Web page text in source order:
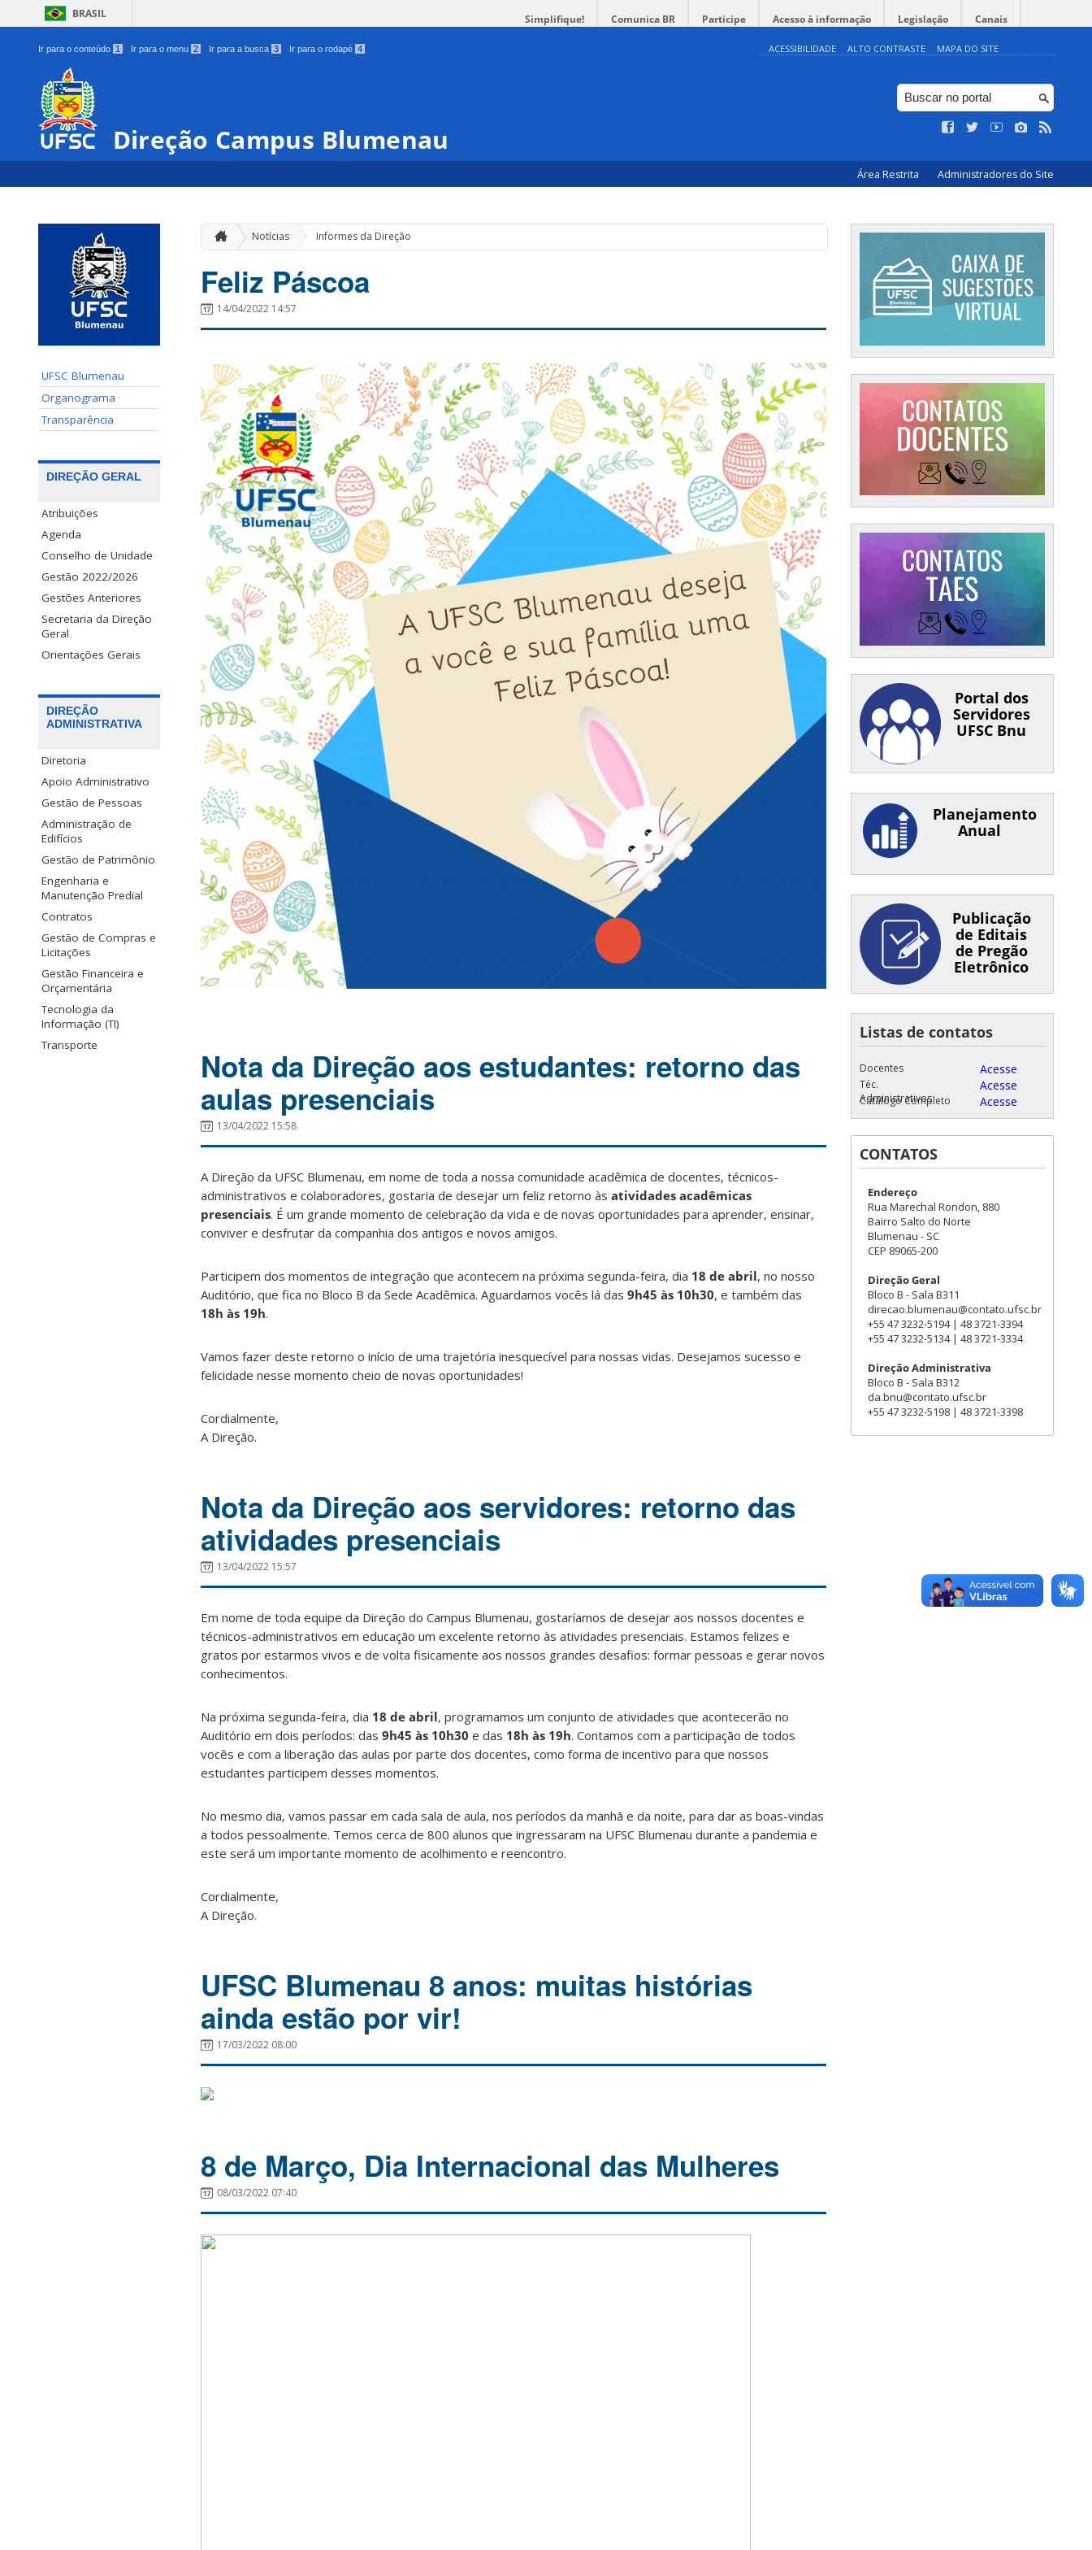
BRASIL Simplifique! Comunica BR Participe Acesso à informação Legislação Canais
Ir para o conteúdo 1 Ir para o menu 2 Ir para a busca 3 Ir para o rodapé 4 ACESSIBILIDADE ALTO CONTRASTE MAPA DO SITE
Direção Campus Blumenau
Área Restrita Administradores do Site
UFSC Blumenau
Organograma
Transparência
DIREÇÃO GERAL
Atribuições
Agenda
Conselho de Unidade
Gestão 2022/2026
Gestões Anteriores
Secretaria da Direção
Geral
Orientações Gerais
DIREÇÃO
ADMINISTRATIVA
Diretoria
Apoio Administrativo
Gestão de Pessoas
Administração de
Edifícios
Gestão de Patrimônio
Engenharia e
Manutenção Predial
Contratos
Gestão de Compras e
Licitações
Gestão Financeira e
Orçamentária
Tecnologia da
Informação (TI)
Transporte
Notícias Informes da Direção
Feliz Páscoa
14/04/2022 14:57
Nota da Direção aos estudantes: retorno das
aulas presenciais
13/04/2022 15:58
A Direção da UFSC Blumenau, em nome de toda a nossa comunidade acadêmica de docentes, técnicos-
administrativos e colaboradores, gostaria de desejar um feliz retorno às atividades acadêmicas
presenciais. É um grande momento de celebração da vida e de novas oportunidades para aprender, ensinar,
conviver e desfrutar da companhia dos antigos e novos amigos.
Participem dos momentos de integração que acontecem na próxima segunda-feira, dia 18 de abril, no nosso
Auditório, que fica no Bloco B da Sede Acadêmica. Aguardamos vocês lá das 9h45 às 10h30, e também das
18h às 19h.
Vamos fazer deste retorno o início de uma trajetória inesquecível para nossas vidas. Desejamos sucesso e
felicidade nesse momento cheio de novas oportunidades!
Cordialmente,
A Direção.
Nota da Direção aos servidores: retorno das
atividades presenciais
13/04/2022 15:57
Em nome de toda equipe da Direção do Campus Blumenau, gostaríamos de desejar aos nossos docentes e
técnicos-administrativos em educação um excelente retorno às atividades presenciais. Estamos felizes e
gratos por estarmos vivos e de volta fisicamente aos nossos grandes desafios: formar pessoas e gerar novos
conhecimentos.
Na próxima segunda-feira, dia 18 de abril, programamos um conjunto de atividades que acontecerão no
Auditório em dois períodos: das 9h45 às 10h30 e das 18h às 19h. Contamos com a participação de todos
vocês e com a liberação das aulas por parte dos docentes, como forma de incentivo para que nossos
estudantes participem desses momentos.
No mesmo dia, vamos passar em cada sala de aula, nos períodos da manhã e da noite, para dar as boas-vindas
a todos pessoalmente. Temos cerca de 800 alunos que ingressaram na UFSC Blumenau durante a pandemia e
este será um importante momento de acolhimento e reencontro.
Cordialmente,
A Direção.
UFSC Blumenau 8 anos: muitas histórias
ainda estão por vir!
17/03/2022 08:00
8 de Março, Dia Internacional das Mulheres
08/03/2022 07:40
Portal dos
Servidores
UFSC Bnu
Planejamento
Anual
Publicação
de Editais
de Pregão
Eletrônico
Listas de contatos
Docentes Acesse
Téc.
Administrativos
Acesse
Catálogo Completo Acesse
CONTATOS
Endereço
Rua Marechal Rondon, 880
Bairro Salto do Norte
Blumenau - SC
CEP 89065-200
Direção Geral
Bloco B - Sala B311
direcao.blumenau@contato.ufsc.br
+55 47 3232-5194 | 48 3721-3394
+55 47 3232-5134 | 48 3721-3334
Direção Administrativa
Bloco B - Sala B312
da.bnu@contato.ufsc.br
+55 47 3232-5198 | 48 3721-3398